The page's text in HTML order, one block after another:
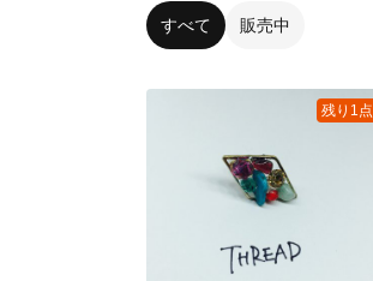
すべて 販売中
残り1点